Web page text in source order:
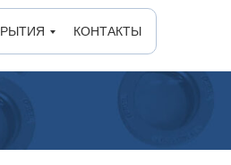
КОНТАКТЫ